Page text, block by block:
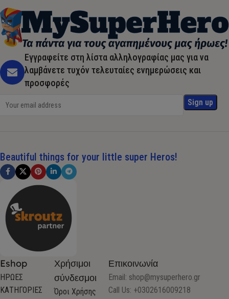
Εγγραφείτε στη λίστα αλληλογραφίας μας για να
λαμβάνετε τυχόν τελευταίες ενημερώσεις και
προσφορές
Beautiful things for your little super Heros!
Eshop
ΗΡΩΕΣ
ΚΑΤΗΓΟΡΙΕΣ
Χρήσιμοι
σύνδεσμοι
Όροι Χρήσης
Επικοινωνία
Email: shop@mysuperhero.gr
Call Us: +0302616009218